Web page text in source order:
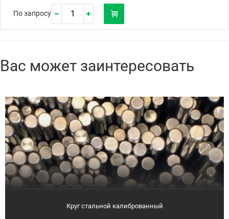
По запросу
Вас может заинтересовать
Круг стальной калиброванный